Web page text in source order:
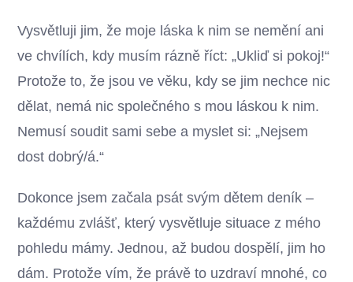
Vysvětluji jim, že moje láska k nim se nemění ani
ve chvílích, kdy musím rázně říct: „Ukliď si pokoj!“
Protože to, že jsou ve věku, kdy se jim nechce nic
dělat, nemá nic společného s mou láskou k nim.
Nemusí soudit sami sebe a myslet si: „Nejsem
dost dobrý/á.“
Dokonce jsem začala psát svým dětem deník –
každému zvlášť, který vysvětluje situace z mého
pohledu mámy. Jednou, až budou dospělí, jim ho
dám. Protože vím, že právě to uzdraví mnohé, co